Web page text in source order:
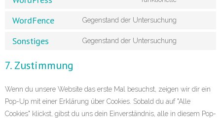
WordFence Gegenstand der Untersuchung
Sonstiges Gegenstand der Untersuchung
7. Zustimmung
Wenn du unsere Website das erste Mal besuchst, zeigen wir dir ein
Pop-Up mit einer Erklärung über Cookies. Sobald du auf "Alle
Cookies" klickst, gibst du uns dein Einverständnis, alle in diesem Pop-